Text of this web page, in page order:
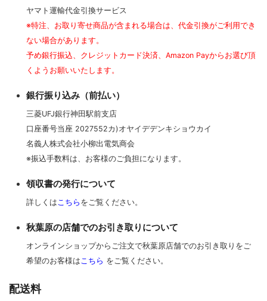
ヤマト運輸代金引換サービス
※特注、お取り寄せ商品が含まれる場合は、代金引換がご利用でき
ない場合があります。
予め銀行振込、クレジットカード決済、Amazon Payからお選び頂
くようお願いいたします。
銀行振り込み（前払い）
三菱UFJ銀行神田駅前支店
口座番号当座 2027552カ)オヤイデデンキショウカイ
名義人株式会社小柳出電気商会
※振込手数料は、お客様のご負担になります。
領収書の発行について
詳しくは こちら をご覧ください。
秋葉原の店舗でのお引き取りについて
オンラインショップからご注文で秋葉原店舗でのお引き取りをご
希望のお客様は こちら をご覧ください。
配送料